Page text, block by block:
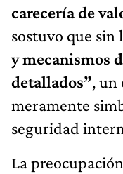
carecería de
sostuvo que sin
y mecanismos
detallados”, un
meramente
seguridad
La